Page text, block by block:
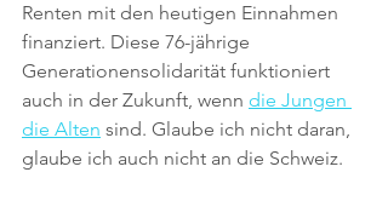
Renten mit den heutigen Einnahmen
finanziert. Diese 76-jährige
Generationensolidarität funktioniert
auch in der Zukunft, wenn die Jungen
die Alten sind. Glaube ich nicht daran,
glaube ich auch nicht an die Schweiz.